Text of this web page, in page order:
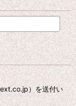
）を送付い